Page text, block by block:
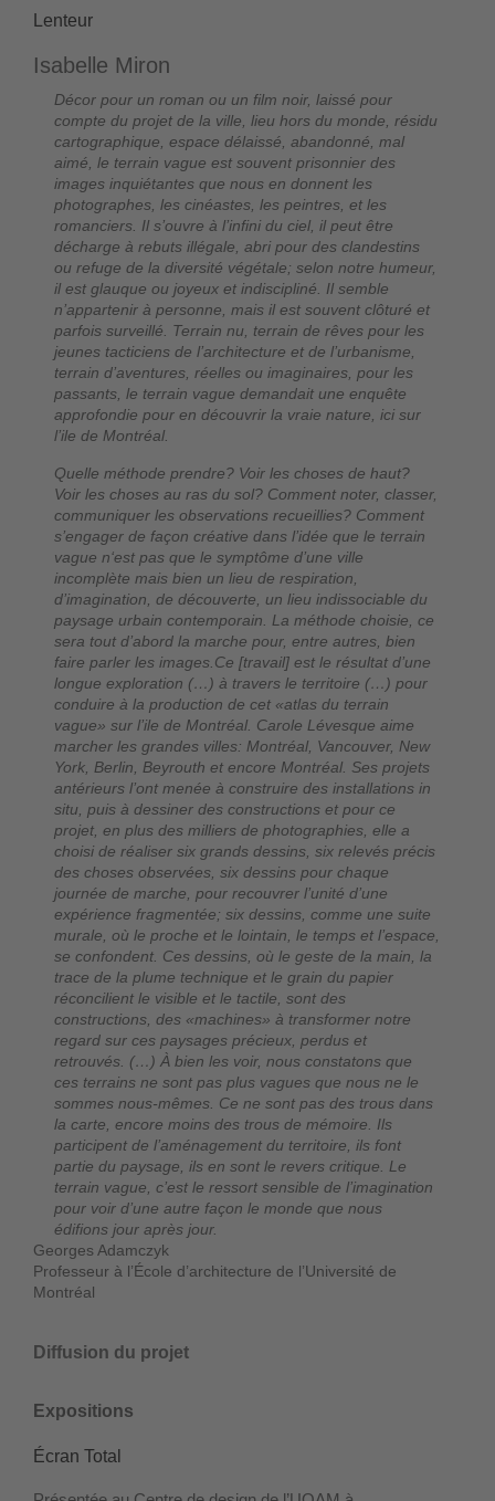
Lenteur
Isabelle Miron
Décor pour un roman ou un film noir, laissé pour
compte du projet de la ville, lieu hors du monde, résidu
cartographique, espace délaissé, abandonné, mal
aimé, le terrain vague est souvent prisonnier des
images inquiétantes que nous en donnent les
photographes, les cinéastes, les peintres, et les
romanciers. Il s’ouvre à l’infini du ciel, il peut être
décharge à rebuts illégale, abri pour des clandestins
ou refuge de la diversité végétale; selon notre humeur,
il est glauque ou joyeux et indiscipliné. Il semble
n’appartenir à personne, mais il est souvent clôturé et
parfois surveillé. Terrain nu, terrain de rêves pour les
jeunes tacticiens de l’architecture et de l’urbanisme,
terrain d’aventures, réelles ou imaginaires, pour les
passants, le terrain vague demandait une enquête
approfondie pour en découvrir la vraie nature, ici sur
l’ile de Montréal.
Quelle méthode prendre? Voir les choses de haut?
Voir les choses au ras du sol? Comment noter, classer,
communiquer les observations recueillies? Comment
s’engager de façon créative dans l’idée que le terrain
vague n‘est pas que le symptôme d’une ville
incomplète mais bien un lieu de respiration,
d’imagination, de découverte, un lieu indissociable du
paysage urbain contemporain. La méthode choisie, ce
sera tout d’abord la marche pour, entre autres, bien
faire parler les images.Ce [travail] est le résultat d’une
longue exploration (…) à travers le territoire (…) pour
conduire à la production de cet «atlas du terrain
vague» sur l’ile de Montréal. Carole Lévesque aime
marcher les grandes villes: Montréal, Vancouver, New
York, Berlin, Beyrouth et encore Montréal. Ses projets
antérieurs l’ont menée à construire des installations in
situ, puis à dessiner des constructions et pour ce
projet, en plus des milliers de photographies, elle a
choisi de réaliser six grands dessins, six relevés précis
des choses observées, six dessins pour chaque
journée de marche, pour recouvrer l’unité d’une
expérience fragmentée; six dessins, comme une suite
murale, où le proche et le lointain, le temps et l’espace,
se confondent. Ces dessins, où le geste de la main, la
trace de la plume technique et le grain du papier
réconcilient le visible et le tactile, sont des
constructions, des «machines» à transformer notre
regard sur ces paysages précieux, perdus et
retrouvés. (…) À bien les voir, nous constatons que
ces terrains ne sont pas plus vagues que nous ne le
sommes nous-mêmes. Ce ne sont pas des trous dans
la carte, encore moins des trous de mémoire. Ils
participent de l’aménagement du territoire, ils font
partie du paysage, ils en sont le revers critique. Le
terrain vague, c’est le ressort sensible de l’imagination
pour voir d’une autre façon le monde que nous
édifions jour après jour.
Georges Adamczyk
Professeur à l’École d’architecture de l’Université de
Montréal
Diffusion du projet
Expositions
Écran Total